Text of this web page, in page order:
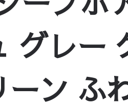
6人掛け】
掛け～5〜
5〜6人掛
グレー
ン ふ